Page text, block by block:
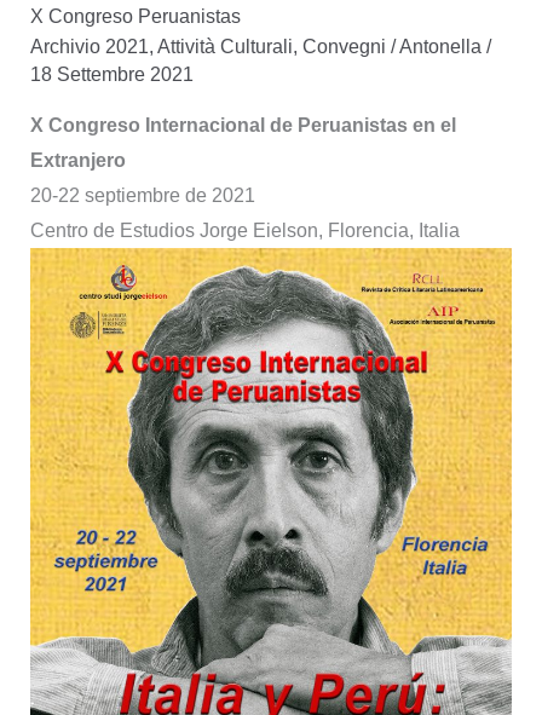
Silencio
Vertical
X Congreso Peruanistas
Archivio 2021, Attività Culturali, Convegni /Antonella /
18 Settembre 2021
X Congreso Internacional de Peruanistas en el
Extranjero
20-22 septiembre de 2021
Centro de Estudios Jorge Eielson, Florencia, Italia